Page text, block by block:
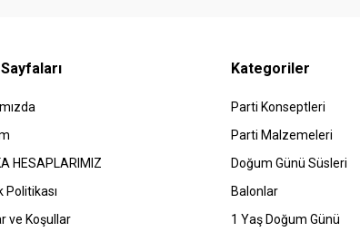
HESAPLARIMIZ
Politikası
ve Koşullar
Kategoriler
Parti Konseptleri
Parti Malzemeleri
Doğum Günü Süsleri
Balonlar
1 Yaş Doğum Günü